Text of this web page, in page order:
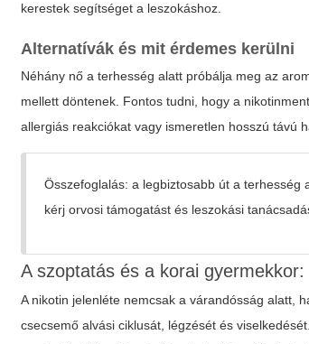
kerestek segítséget a leszokáshoz.
Alternatívák és mit érdemes kerülni
Néhány nő a terhesség alatt próbálja meg az
mellett döntenek. Fontos tudni, hogy a
allergiás reakciókat vagy ismeretlen hosszú távú
Összefoglalás: a legbiztosabb út a terhesség
kérj orvosi támogatást és leszokási
A szoptatás és a korai
A nikotin jelenléte nemcsak a várandósság alatt,
csecsemő alvási ciklusát, légzését és